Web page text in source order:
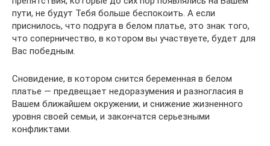
пути, не будут Тебя больше беспокоить. А если
приснилось, что подруга в белом платье, это знак того,
что соперничество, в котором вы участвуете, будет для
Вас победным.
Сновидение, в котором снится беременная в белом
платье — предвещает недоразумения и разногласия в
Вашем ближайшем окружении, и снижение жизненного
уровня своей семьи, и закончатся серьезными
конфликтами.